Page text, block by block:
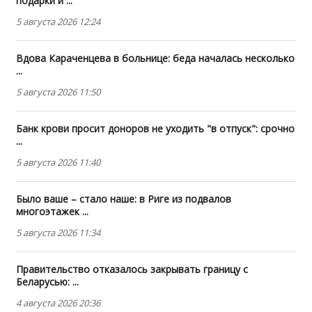
5 августа 2026 12:24
Вдова Караченцева в больнице: беда началась несколько
...
5 августа 2026 11:50
Банк крови просит доноров не уходить "в отпуск": срочно
...
5 августа 2026 11:40
Было ваше – стало наше: в Риге из подвалов
многоэтажек ...
5 августа 2026 11:34
Правительство отказалось закрывать границу с
Беларусью: ...
4 августа 2026 20:36